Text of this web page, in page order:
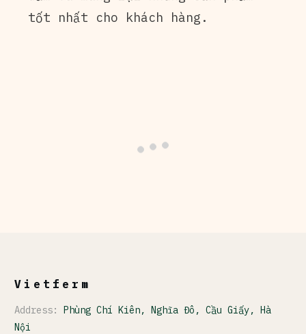
tốt nhất cho khách hàng.
Vietferm
Address: Phùng Chí Kiên, Nghĩa Đô, Cầu Giấy, Hà
Nội